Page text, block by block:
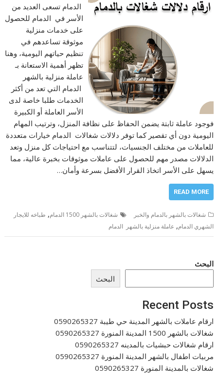
الدمام تسعى العديد من
الأسر في الدمام للحصول
على خدمات منزلية
موثوقة تساعدهم في
تنظيم حياتهم اليومية، وهنا
تظهر أهمية الاستعانة بـ
عاملة منزلية بالشهر
الدمام التي تعد من أكثر
الخدمات طلبا خاصة لدى
الأسر العاملة أو الكبيرة
فوجود عاملة ثابتة يضمن الحفاظ على نظافة المنزل، وترتيب المهام
اليومية دون أي تقصير كما توفر دلالات شغالات الدمام خيارات متعددة
للعاملات من مختلف الجنسيات، لتتناسب مع احتياجات كل منزل وتعد
الدلالات مصدر مهم للحصول على عاملات موثوقات بخبرة عالية، مما
يسهل على الأسر اتخاذ القرار الأفضل بسرعة وأمان…
READ MORE
شغالات بالشهر بالدمام والخبر شغالات بالشهر 1500 الدمام , طباخه للايجار
الشهري الدمام, عاملة منزلية بالشهر الدمام
البحث
البحث
Recent Posts
ارقام عاملات بالشهر المدينة حي طيبة 0590265327
شغالات بالشهر 1500 المدينة المنورة 0590265327
ارقام شغالات حبشيات بالمدينه 0590265327
مربيات اطفال بالشهر المدينة المنورة 0590265327
شغالات بالمدينة المنورة 0590265327